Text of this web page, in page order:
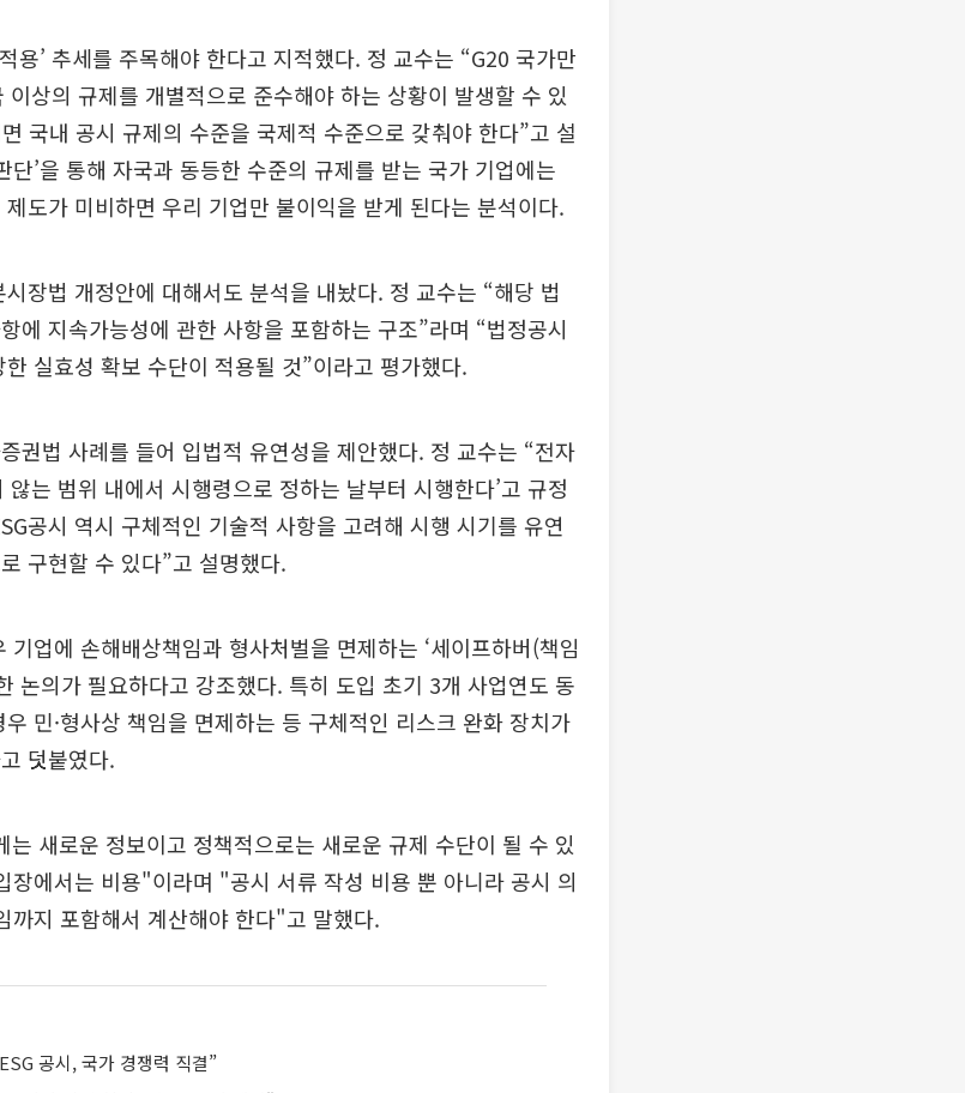
용’ 추세를 주목해야 한다고 지적했다. 정 교수는 “G20 국가만
상의 규제를 개별적으로 준수해야 하는 상황이 발생할 수 있
국내 공시 규제의 수준을 국제적 수준으로 갖춰야 한다”고 설
단’을 통해 자국과 동등한 수준의 규제를 받는 국가 기업에는
도가 미비하면 우리 기업만 불이익을 받게 된다는 분석이다.
장법 개정안에 대해서도 분석을 내놨다. 정 교수는 “해당 법
에 지속가능성에 관한 사항을 포함하는 구조”라며 “법정공시
실효성 확보 수단이 적용될 것”이라고 평가했다.
권법 사례를 들어 입법적 유연성을 제안했다. 정 교수는 “전자
않는 범위 내에서 시행령으로 정하는 날부터 시행한다’고 규정
공시 역시 구체적인 기술적 사항을 고려해 시행 시기를 유연
구현할 수 있다”고 설명했다.
업에 손해배상책임과 형사처벌을 면제하는 ‘세이프하버(책임
논의가 필요하다고 강조했다. 특히 도입 초기 3개 사업연도 동
민·형사상 책임을 면제하는 등 구체적인 리스크 완화 장치가
덧붙였다.
새로운 정보이고 정책적으로는 새로운 규제 수단이 될 수 있
장에서는 비용"이라며 "공시 서류 작성 비용 뿐 아니라 공시 의
까지 포함해서 계산해야 한다"고 말했다.
공시, 국가 경쟁력 직결”